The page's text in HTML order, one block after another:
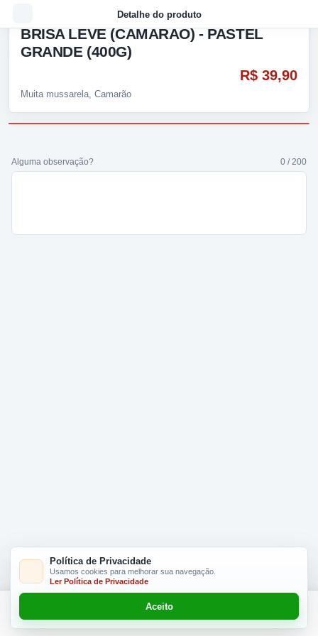
Detalhe do produto
BRISA LEVE (CAMARÃO) - PASTEL
GRANDE (400G)
Muita mussarela, Camarão
R$ 39,90
Adicionar R$ 39.90
Alguma observação? 0 / 200
Política de Privacidade
Usamos cookies para melhorar sua navegação.
Ler Política de Privacidade
Aceito